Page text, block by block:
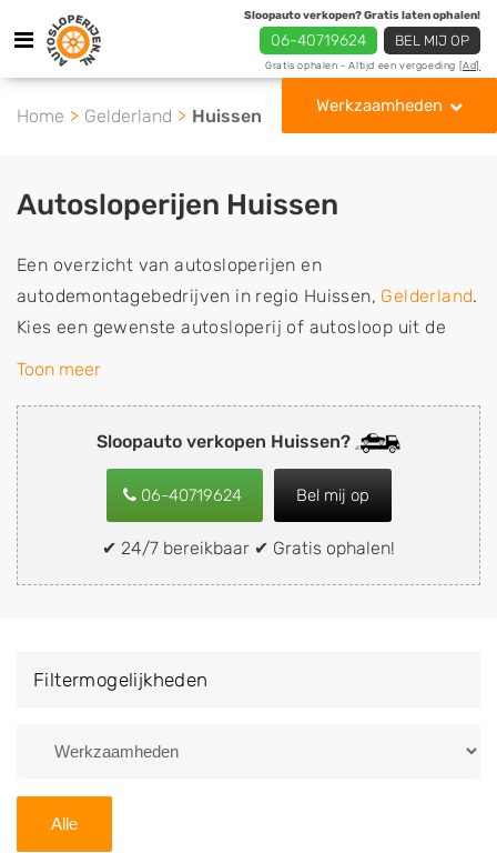
Sloopauto verkopen? Gratis laten ophalen!
06-40719624 BEL MIJ OP
Gratis ophalen - Altijd een vergoeding [Ad]
Werkzaamheden
Home Gelderland Huissen
Sloopauto verkopen Huissen?
06-40719624 Bel mij op
✔ 24/7 bereikbaar ✔ Gratis ophalen!
Autosloperijen Huissen
Een overzicht van autosloperijen en
autodemontagebedrijven in regio Huissen, Gelderland.
Kies een gewenste autosloperij of autosloop uit de
lijst die gespecialiseerd is in de verkoop van
de inkoop van sloopauto's, schadeauto's en
tweedehands auto's (ook zonder apk keuring). Wilt u
uw auto, camper, vrachtwagen, motor of brommobiel
snel en eenvoudig verkopen aan een
demontagebedrijf in de buurt, deze zelf wegbrengen
naar de sloop of deze liever laten ophalen op een
van Huissen en ontvang een vergoeding voor uw oude
Zoekt u liever naar een sloperij in een andere plaats of
Toon meer
Filtermogelijkheden
Alle